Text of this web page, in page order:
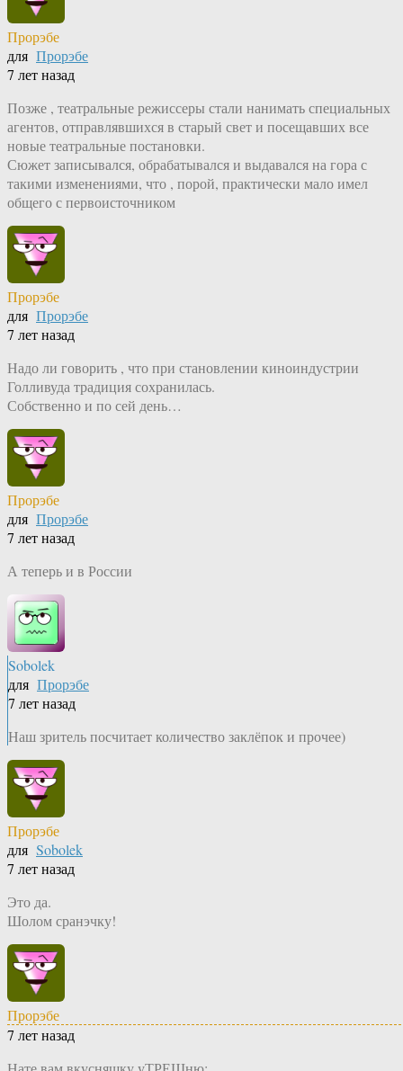
Прорэбе
для Прорэбе
7 лет назад
Позже , театральные режиссеры стали нанимать специальных
агентов, отправлявшихся в старый свет и посещавших все
новые театральные постановки.
Сюжет записывался, обрабатывался и выдавался на гора с
такими изменениями, что , порой, практически мало имел
общего с первоисточником
Прорэбе
для Прорэбе
7 лет назад
Надо ли говорить , что при становлении киноиндустрии
Голливуда традиция сохранилась.
Собственно и по сей день…
Прорэбе
для Прорэбе
7 лет назад
А теперь и в России
Sobolek
для Прорэбе
7 лет назад
Наш зритель посчитает количество заклёпок и прочее)
Прорэбе
для Sobolek
7 лет назад
Это да.
Шолом сранэчку!
Прорэбе
7 лет назад